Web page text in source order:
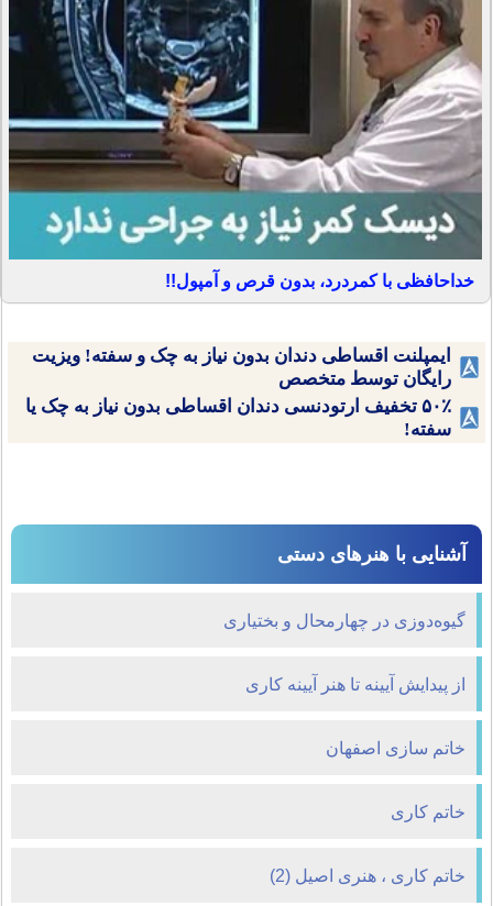
خداحافظی با کمردرد، بدون قرص و آمپول!!
ایمپلنت اقساطی دندان بدون نیاز به چک و سفته! ویزیت
رایگان توسط متخصص
۵۰٪ تخفیف ارتودنسی دندان اقساطی بدون نیاز به چک یا
سفته!
آشنایی با هنرهای دستی
گیوه‌دوزی در چهارمحال و بختیاری
از پیدایش آیینه تا هنر آیینه کاری
خاتم سازی اصفهان
خاتم کاری
خاتم کاری ، هنری اصیل (2)